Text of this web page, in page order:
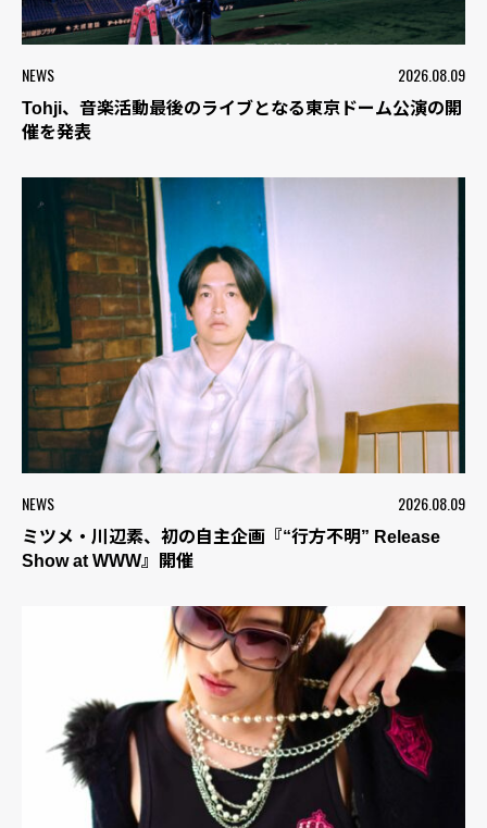
NEWS 2026.08.09
Tohji、音楽活動最後のライブとなる東京ドーム公演の開
催を発表
NEWS 2026.08.09
ミツメ・川辺素、初の自主企画『“行方不明” Release
Show at WWW』開催